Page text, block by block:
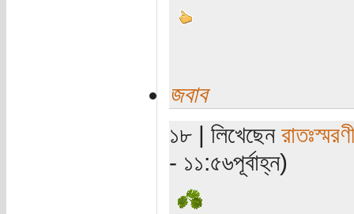
জবাব
১৮ | লিখেছেন
- ১১:৫৬পূর্বাহ্ন)